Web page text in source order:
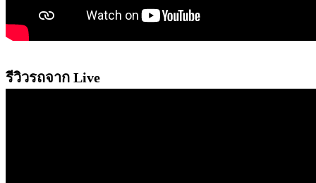
รีวิวรถจาก Live